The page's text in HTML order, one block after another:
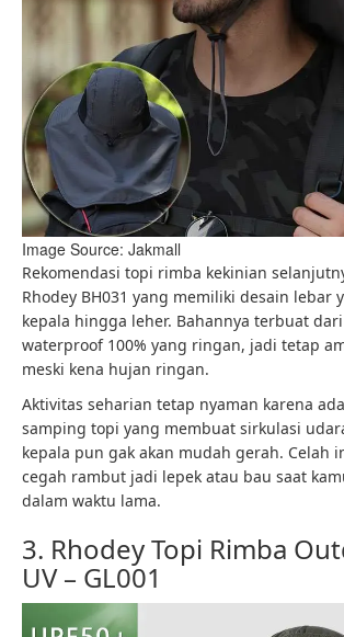
Image Source: Jakmall
Rekomendasi topi rimba kekinian
Rhodey BH031 yang memiliki desain lebar
kepala hingga leher. Bahannya terbuat
waterproof 100% yang ringan, jadi tetap
meski kena hujan ringan.
Aktivitas seharian tetap nyaman karena
samping topi yang membuat sirkulasi
kepala pun gak akan mudah gerah. Celah
cegah rambut jadi lepek atau bau saat
dalam waktu lama.
3. Rhodey Topi Rimba
UV – GL001